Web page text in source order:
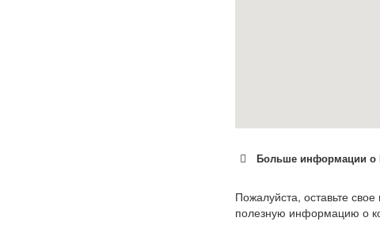
Больше информации о
Пожалуйста, оставьте
полезную информацию о